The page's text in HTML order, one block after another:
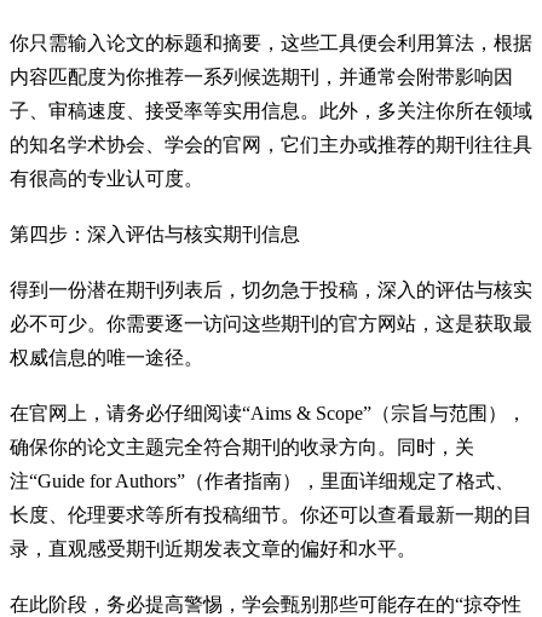
你只需输入论文的标题和摘要，这些工具便会利用算法，根据
内容匹配度为你推荐一系列候选期刊，并通常会附带影响因
子、审稿速度、接受率等实用信息。此外，多关注你所在领域
的知名学术协会、学会的官网，它们主办或推荐的期刊往往具
有很高的专业认可度。
第四步：深入评估与核实期刊信息
得到一份潜在期刊列表后，切勿急于投稿，深入的评估与核实
必不可少。你需要逐一访问这些期刊的官方网站，这是获取最
权威信息的唯一途径。
在官网上，请务必仔细阅读“Aims & Scope”（宗旨与范围），
确保你的论文主题完全符合期刊的收录方向。同时，关
注“Guide for Authors”（作者指南），里面详细规定了格式、
长度、伦理要求等所有投稿细节。你还可以查看最新一期的目
录，直观感受期刊近期发表文章的偏好和水平。
在此阶段，务必提高警惕，学会甄别那些可能存在的“掠夺性